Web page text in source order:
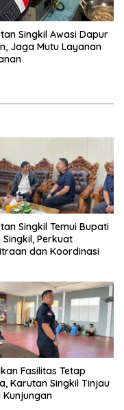
Singkil Awasi Dapur
Jaga Mutu Layanan
Singkil Temui Bupati
Singkil, Perkuat
dan Koordinasi
Fasilitas Tetap
Karutan Singkil Tinjau
Kunjungan